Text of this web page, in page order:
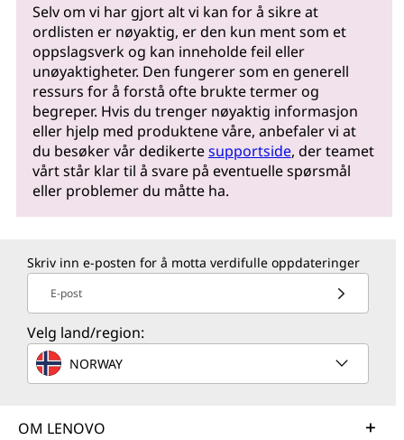
Selv om vi har gjort alt vi kan for å sikre at
ordlisten er nøyaktig, er den kun ment som et
oppslagsverk og kan inneholde feil eller
unøyaktigheter. Den fungerer som en generell
ressurs for å forstå ofte brukte termer og
begreper. Hvis du trenger nøyaktig informasjon
eller hjelp med produktene våre, anbefaler vi at
du besøker vår dedikertesupportside, der teamet
vårt står klar til å svare på eventuelle spørsmål
eller problemer du måtte ha.
Skriv inn e-posten for å motta verdifulle oppdateringer
E-post
Velg land/region:
NORWAY
OM LENOVO